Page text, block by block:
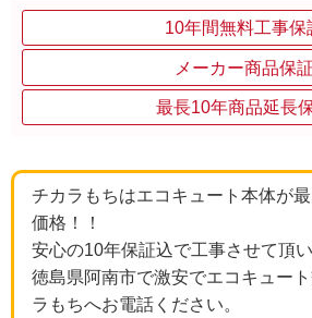
10年間無料工事保
メーカー商品保証
最長10年商品延長
チカラもちはエコキュート本体が
価格！！
安心の10年保証込で工事させて頂い
徳島県阿南市で激安でエコキュー
ラもちへお電話ください。